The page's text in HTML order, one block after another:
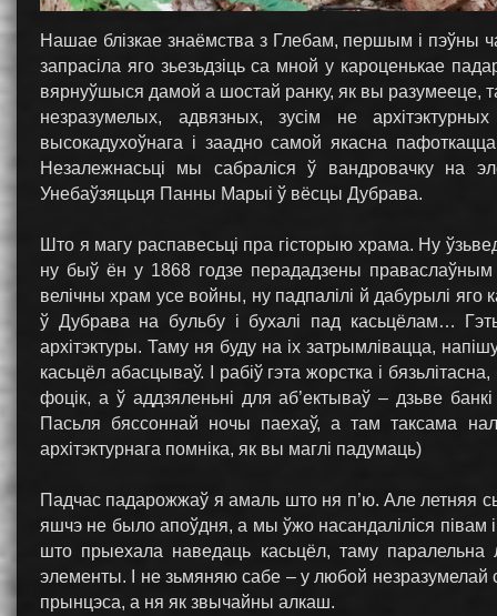
Нашае блiзкае знаёмства з Глебам, першым i пэўны
запрасiла яго зьезьдзiць са мной у кароценькае
вярнуўшыся дамой а шостай ранку, як вы разумееце,
незразумелых, адвязных, зусiм не
высокадухоўнага i заадно самой якасна
Незалежнасьцi мы сабралiся ў вандровачку на
Унебаўзяцьця Панны Марыi ў вёсцы Дубрава.
Што я магу распавесьцi пра гiсторыю храма. Ну
ну быў ён у 1868 годзе перададзены
велiчны храм усе войны, ну падпалiлi й дабурылi яго
ў Дубрава на бульбу i бухалi пад касьцёлам…
архiтэктуры. Таму ня буду на іх затрымлівацца,
касьцёл абасцываў. I рабiў гэта жорстка i
фоцiк, а ў аддзяленьнi для аб’ектываў – дзьве
Пасьля бяссоннай ночы паехаў, а там таксама
архiтэктурнага помнiка, як вы маглi падумаць)
Падчас падарожжаў я амаль што ня п’ю. Але летняя
яшчэ не было апоўдня, а мы ўжо насандалiлiся пiвам
што прыехала наведаць касьцёл, таму
элементы. I не зьмяняю сабе – у любой незразумелай
прынцэса, а ня як звычайны алкаш.